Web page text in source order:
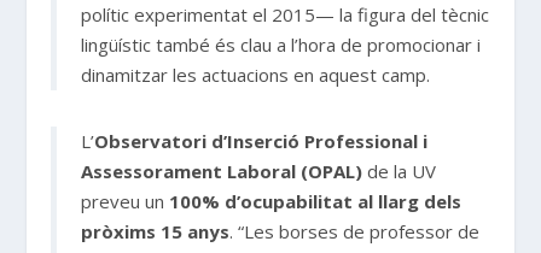
polític experimentat el 2015— la figura del tècnic
lingüístic també és clau a l’hora de promocionar i
dinamitzar les actuacions en aquest camp.
L’Observatori d’Inserció Professional i
Assessorament Laboral (OPAL)de la UV
preveu un 100% d’ocupabilitat al llarg dels
pròxims 15 anys. “Les borses de professor de